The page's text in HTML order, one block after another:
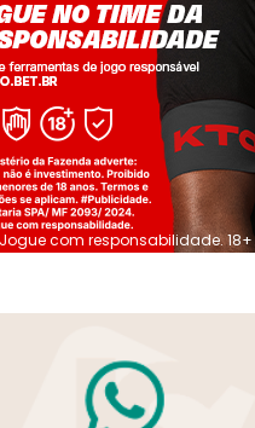
Jogue com responsabilidade. 18+